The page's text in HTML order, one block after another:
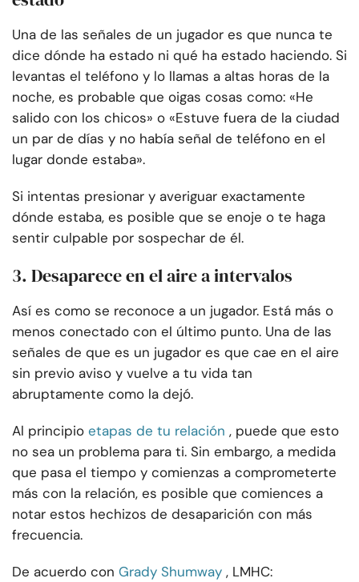
Una de las señales de un jugador es que nunca te
dice dónde ha estado ni qué ha estado haciendo. Si
levantas el teléfono y lo llamas a altas horas de la
noche, es probable que oigas cosas como: «He
salido con los chicos» o «Estuve fuera de la ciudad
un par de días y no había señal de teléfono en el
lugar donde estaba».
Si intentas presionar y averiguar exactamente
dónde estaba, es posible que se enoje o te haga
sentir culpable por sospechar de él.
3. Desaparece en el aire a intervalos
Así es como se reconoce a un jugador. Está más o
menos conectado con el último punto. Una de las
señales de que es un jugador es que cae en el aire
sin previo aviso y vuelve a tu vida tan
abruptamente como la dejó.
Al principio etapas de tu relación , puede que esto
no sea un problema para ti. Sin embargo, a medida
que pasa el tiempo y comienzas a comprometerte
más con la relación, es posible que comiences a
notar estos hechizos de desaparición con más
frecuencia.
De acuerdo con Grady Shumway , LMHC: